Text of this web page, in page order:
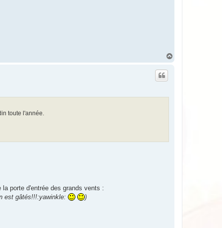
toute l'année.
porte d'entrée des grands vents :
est gâtés!!!:yawinkle:
)